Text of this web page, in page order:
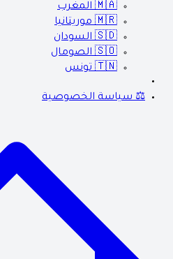
🇲🇦 المغرب
🇲🇷 موريتانيا
🇸🇩 السودان
🇸🇴 الصومال
🇹🇳 تونس
⚖️ سياسة الخصوصية